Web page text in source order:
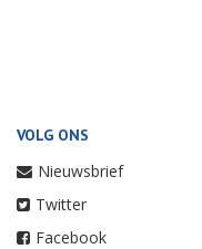
VOLG ONS
Nieuwsbrief
Twitter
Facebook